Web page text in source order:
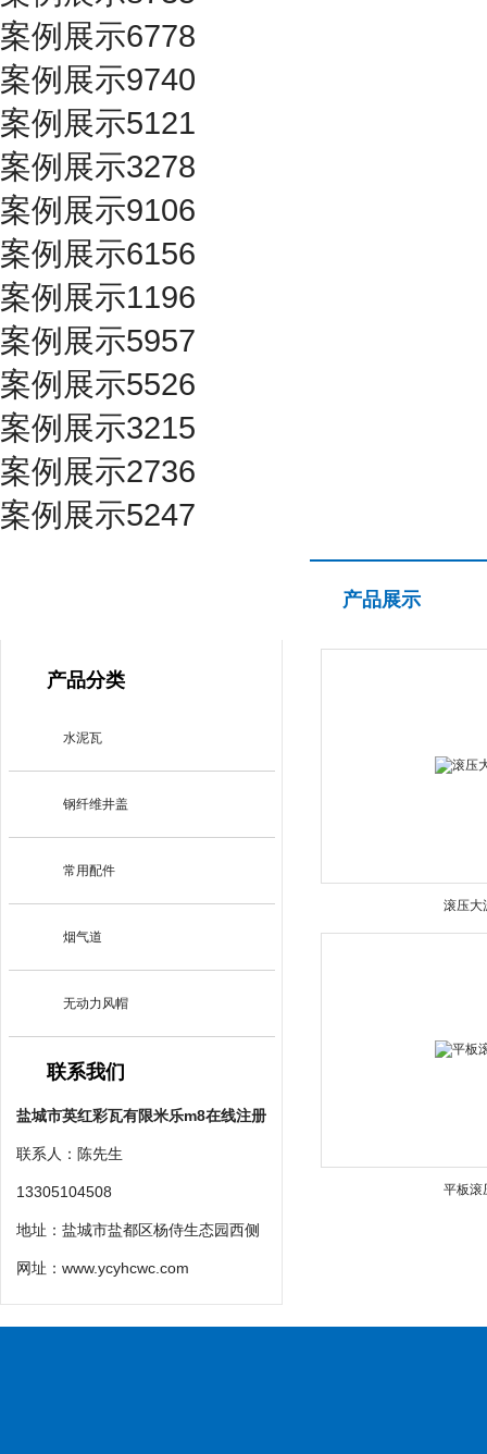
案例展示6778
案例展示9740
案例展示5121
案例展示3278
案例展示9106
案例展示6156
案例展示1196
案例展示5957
案例展示5526
案例展示3215
案例展示2736
案例展示5247
产品分类
水泥瓦
钢纤维井盖
常用配件
烟气道
无动力风帽
联系我们
盐城市英红彩瓦有限米乐m8在线注册
联系人：陈先生
13305104508
地址：盐城市盐都区杨侍生态园西侧
网址： www.ycyhcwc.com
产品展示
滚压大
平板滚